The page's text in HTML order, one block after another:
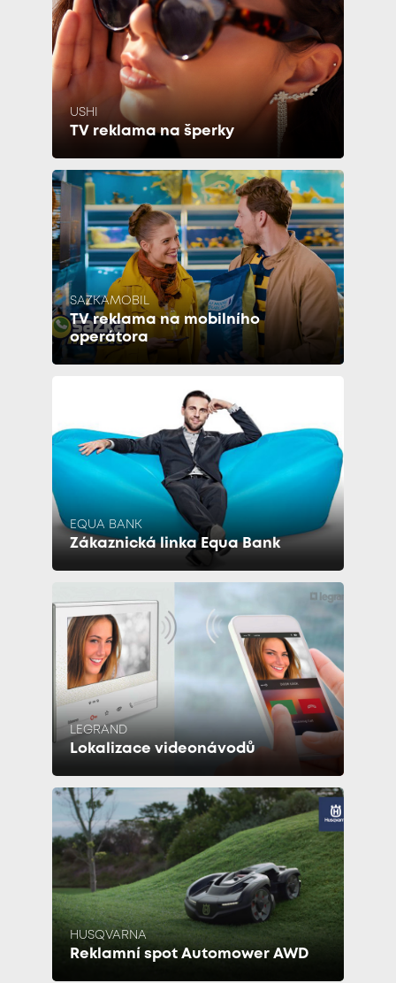
USHI
TV reklama na šperky
SAZKAMOBIL
TV reklama na mobilního
operátora
EQUA BANK
Zákaznická linka Equa Bank
LEGRAND
Lokalizace videonávodů
HUSQVARNA
Reklamní spot Automower AWD